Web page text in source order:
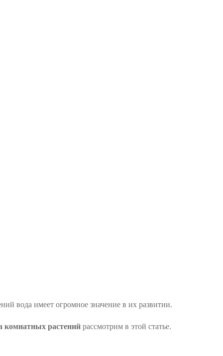
вода имеет огромное значение в их развитии.
комнатных растений рассмотрим в этой статье.